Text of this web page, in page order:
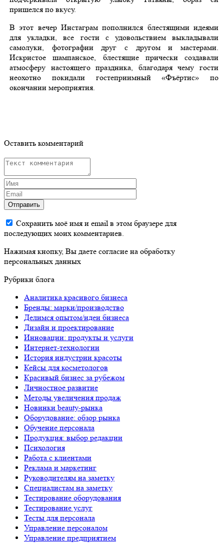
пришелся по вкусу.
В этот вечер Инстаграм пополнился блестящими идеями
для укладки, все гости с удовольствием выкладывали
самолуки, фотографии друг с другом и мастерами.
Искристое шампанское, блестящие прически создавали
атмосферу настоящего праздника, благодаря чему гости
неохотно покидали гостеприимный «Фъёртис» по
окончании мероприятия.
Оставить комментарий
Отправить
Сохранить моё имя и email в этом браузере для
последующих моих комментариев.
Нажимая кнопку, Вы даете согласие на обработку
персональных данных
Рубрики блога
Аналитика красивого бизнеса
Бренды: марки/производство
Делимся опытом/идеи бизнеса
Дизайн и проектирование
Инновации: продукты и услуги
Интернет-технологии
История индустрии красоты
Кейсы для косметологов
Красивый бизнес за рубежом
Личностное развитие
Методы увеличения продаж
Новинки beauty-рынка
Оборудование: обзор рынка
Обучение персонала
Продукция: выбор редакции
Психология
Работа с клиентами
Реклама и маркетинг
Руководителям на заметку
Специалистам на заметку
Тестирование оборудования
Тестирование услуг
Тесты для персонала
Управление персоналом
Управление предприятием